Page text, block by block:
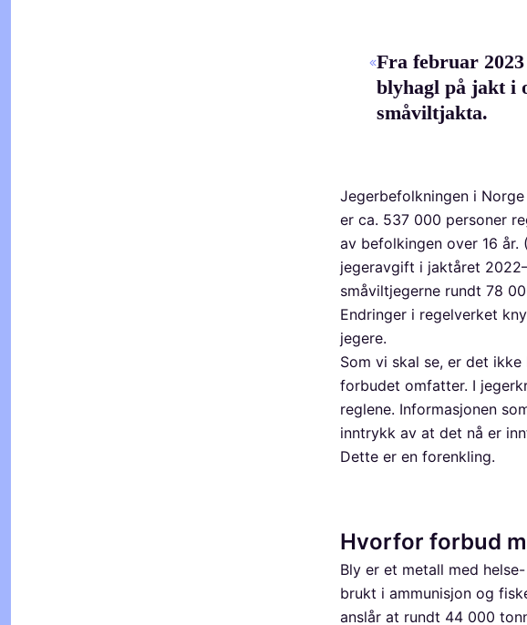
Fra februar
blyhagl på jakt i
småviltjakta.
Jegerbefolkningen i
er ca. 537 000 personer
av befolkingen over 16
jegeravgift i jaktåret
småviltjegerne rundt 78
Endringer i regelverket
jegere.
Som vi skal se, er det
forbudet omfatter. I
reglene. Informasjonen
inntrykk av at det nå er
Dette er en forenkling.
Hvorfor forbud
Bly er et metall med
brukt i ammunisjon og
anslår at rundt 44 000